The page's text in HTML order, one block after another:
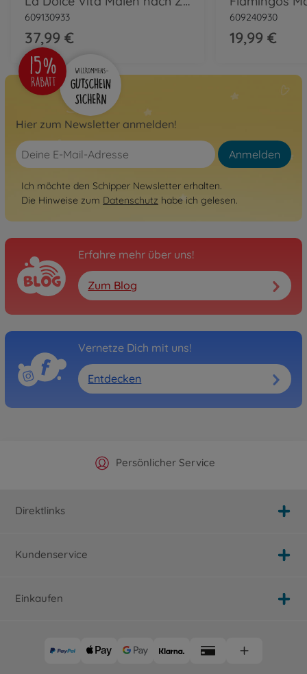
609130933
37,99 €
609240930
19,99 €
Hier zum Newsletter anmelden!
Anmelden
Ich möchte den Schipper Newsletter erhalten.
Die Hinweise zum Datenschutz habe ich gelesen.
Erfahre mehr über uns!
Zum Blog
Vernetze Dich mit uns!
Entdecken
Offizieller Hersteller Shop
Persönlicher Service
Versandkostenfrei ab 25€
Schnelle Lieferung
Direktlinks
Kundenservice
Einkaufen